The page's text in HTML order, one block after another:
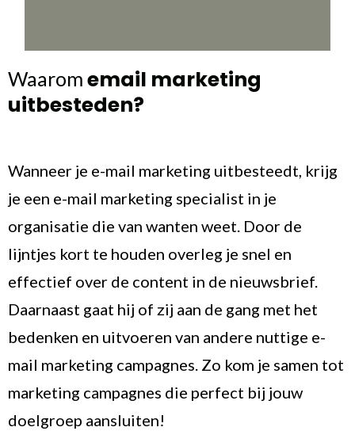
Waarom email marketing
uitbesteden?
Wanneer je e-mail marketing uitbesteedt, krijg
je een e-mail marketing specialist in je
organisatie die van wanten weet. Door de
lijntjes kort te houden overleg je snel en
effectief over de content in de nieuwsbrief.
Daarnaast gaat hij of zij aan de gang met het
bedenken en uitvoeren van andere nuttige e-
mail marketing campagnes. Zo kom je samen tot
marketing campagnes die perfect bij jouw
doelgroep aansluiten!